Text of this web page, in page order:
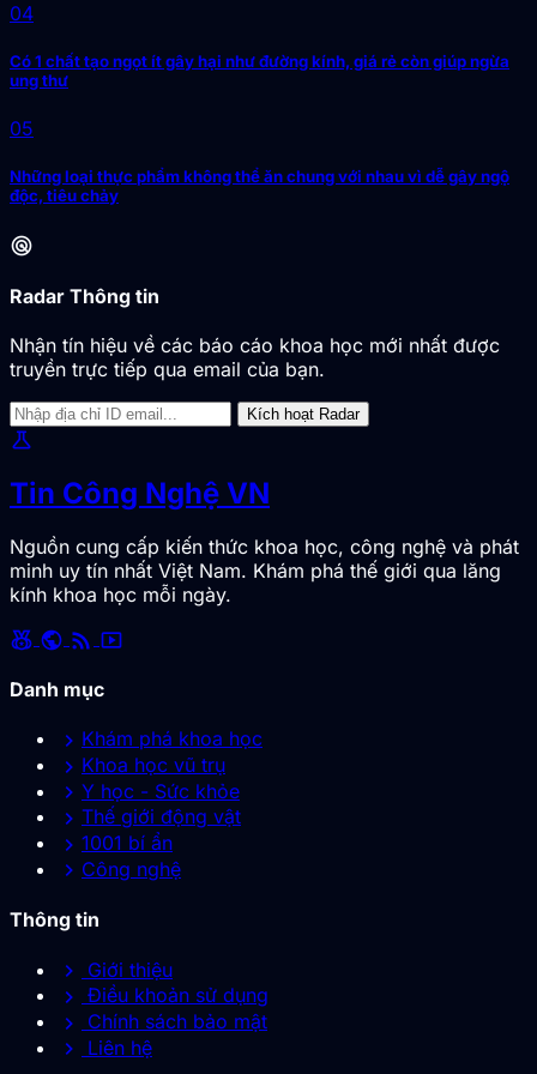
04
Có 1 chất tạo ngọt ít gây hại như đường kính, giá rẻ còn giúp ngừa
ung thư
05
Những loại thực phẩm không thể ăn chung với nhau vì dễ gây ngộ
độc, tiêu chảy
radar
Radar Thông tin
Nhận tín hiệu về các báo cáo khoa học mới nhất được
truyền trực tiếp qua email của bạn.
Kích hoạt Radar
science
Tin Công Nghệ VN
Nguồn cung cấp kiến thức khoa học, công nghệ và phát
minh uy tín nhất Việt Nam. Khám phá thế giới qua lăng
kính khoa học mỗi ngày.
social_leaderboard public rss_feed smart_display
Danh mục
chevron_right Khám phá khoa học
chevron_right Khoa học vũ trụ
chevron_right Y học - Sức khỏe
chevron_right Thế giới động vật
chevron_right 1001 bí ẩn
chevron_right Công nghệ
Thông tin
chevron_right Giới thiệu
chevron_right Điều khoản sử dụng
chevron_right Chính sách bảo mật
chevron_right Liên hệ